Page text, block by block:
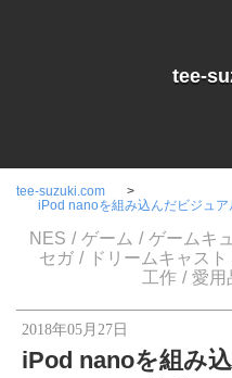
tee-
tee-suzuki.com
iPod nanoを組み込んだビジュア
NES ゲーム ゲームキ
セガ
ドリームキャスト
工作
愛用
2018年05月27日
iPod nanoを組み